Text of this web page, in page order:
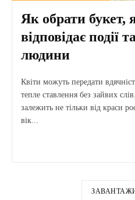
Як обрати букет,
відповідає події
людини
Квіти можуть передати
тепле ставлення без зайвих
залежить не тільки від краси
вік...